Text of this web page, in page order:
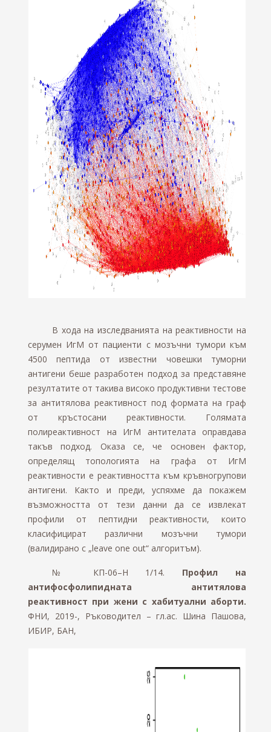
В хода на изследванията на реактивности на
серумен ИгМ от пациенти с мозъчни тумори към
4500 пептида от известни човешки туморни
антигени беше разработен подход за представяне
резултатите от такива високо продуктивни тестове
за антитялова реактивност под формата на граф
от кръстосани реактивности. Голямата
полиреактивност на ИгМ антителата оправдава
такъв подход. Оказа се, че основен фактор,
определящ топологията на графа от ИгМ
реактивности е реактивността към кръвногрупови
антигени. Както и преди, успяхме да покажем
възможността от тези данни да се извлекат
профили от пептидни реактивности, които
класифицират различни мозъчни тумори
(валидирано с „leave onе out“ алгоритъм).
№ КП-06–Н 1/14. Профил на
антифосфолипидната антитялова
реактивност при жени с хабитуални аборти.
ФНИ, 2019-, Ръководител – гл.ас. Шина Пашова,
ИБИР, БАН,